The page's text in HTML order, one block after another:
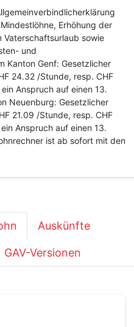
Erhöhung der
Vaterschaftsurlaub sowie
und
Kanton Genf: Gesetzlicher
24.32 /Stunde, resp. CHF
Anspruch auf einen 13.
Neuenburg: Gesetzlicher
21.09 /Stunde, resp. CHF
Anspruch auf einen 13.
ist ab sofort mit den
Auskünfte
GAV-Versionen